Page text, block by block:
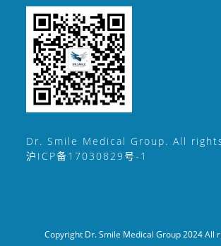
Dr. Smile Medical Group. All
沪ICP备17030829号-1
Copyright Dr. Smile Medical Group 2024 All